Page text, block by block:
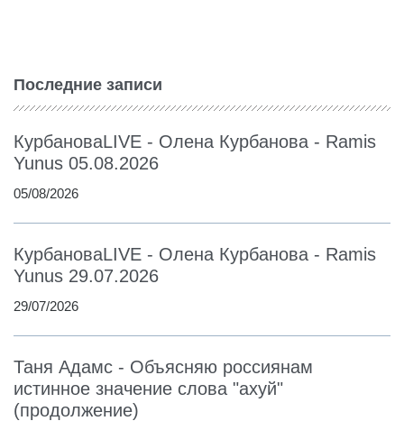
Последние записи
КурбановаLIVE - Олена Курбанова - Ramis
Yunus 05.08.2026
05/08/2026
КурбановаLIVE - Олена Курбанова - Ramis
Yunus 29.07.2026
29/07/2026
Таня Адамс - Объясняю россиянам
истинное значение слова "ахуй"
(продолжение)